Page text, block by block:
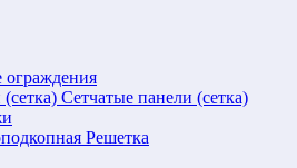
Сетчатые панели (сетка)
Решетка